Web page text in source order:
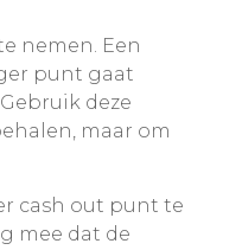
nemen. Een
punt gaat
deze
maar om
cash out punt te
mee dat de